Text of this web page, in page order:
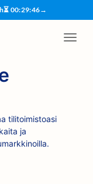
⏳ 00:29:45→
tilitoimistoasi
ja